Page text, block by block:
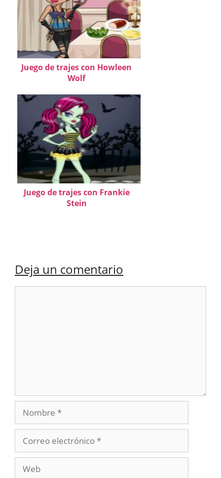
Juego de trajes con Howleen
Wolf
Juego de trajes con Frankie
Stein
Deja un comentario
Nombre
electrónico